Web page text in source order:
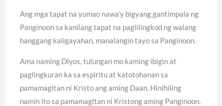
Ang mga tapat na yumao nawa’y bigyang gantimpala ng
Panginoon sa kanilang tapat na paglilingkod ng walang
hanggang kaligayahan, manalangin tayo sa Panginoon.
Ama naming Diyos, tulungan mo kaming ibigin at
paglingkuran ka sa espiritu at katotohanan sa
pamamagitan ni Kristo ang aming Daan. Hinihiling
namin ito sa pamamagitan ni Kristong aming Panginoon.